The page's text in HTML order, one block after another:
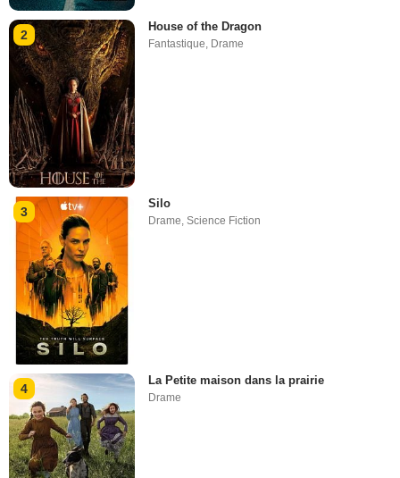
2
House of the Dragon
Fantastique Drame
3
Silo
Drame,Science Fiction
4
La Petite maison dans la prairie
Drame